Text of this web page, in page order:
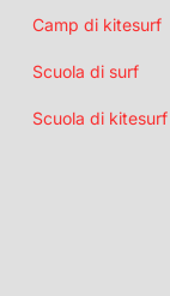
Camp di kitesurf
Scuola di surf
Scuola di kitesurf